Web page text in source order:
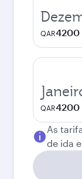
QAR4200
QAR4200
As
de ida